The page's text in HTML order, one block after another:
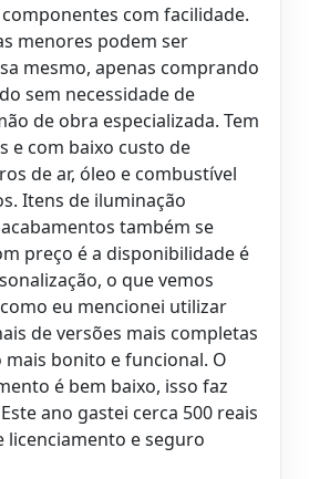
com facilidade.
menores podem ser
mesmo, apenas comprando
sem necessidade de
de obra especializada. Tem
e com baixo custo de
de ar, óleo e combustível
Itens de iluminação
também se
preço é a disponibilidade é
o que vemos
eu mencionei utilizar
de versões mais completas
bonito e funcional. O
é bem baixo, isso faz
ano gastei cerca 500 reais
licenciamento e seguro